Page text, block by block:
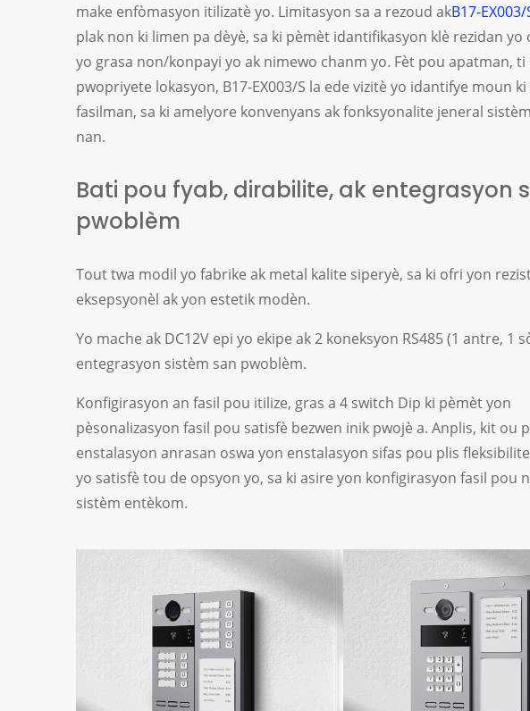
make enfòmasyon itilizatè yo. Limitasyon sa a rezoud akB17-EX003/
plak non ki limen pa dèyè, sa ki pèmèt idantifikasyon klè rezidan yo
yo grasa non/konpayi yo ak nimewo chanm yo. Fèt pou apatman, ti
pwopriyete lokasyon, B17-EX003/S la ede vizitè yo idantifye moun
fasilman, sa ki amelyore konvenyans ak fonksyonalite jeneral
nan.
Bati pou fyab, dirabilite, ak entegrasyon
pwoblèm
Tout twa modil yo fabrike ak metal kalite siperyè, sa ki ofri yon
eksepsyonèl ak yon estetik modèn.
Yo mache ak DC12V epi yo ekipe ak 2 koneksyon RS485 (1 antre, 1
entegrasyon sistèm san pwoblèm.
Konfigirasyon an fasil pou itilize, gras a 4 switch Dip ki pèmèt yon
pèsonalizasyon fasil pou satisfè bezwen inik pwojè a. Anplis, kit ou
enstalasyon anrasan oswa yon enstalasyon sifas pou plis
yo satisfè tou de opsyon yo, sa ki asire yon konfigirasyon fasil pou
sistèm entèkom.